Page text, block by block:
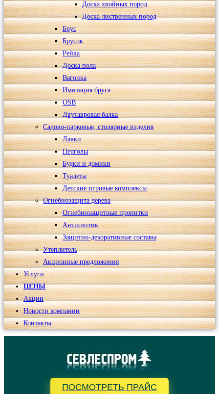
Доска хвойных пород
Доска лиственных пород
Брус
Брусок
Рейка
Доска пола
Вагонка
Имитация бруса
OSB
Двутавровая балка
Садово-парковые, столярные изделия
Лавки
Перголы
Будки и домики
Туалеты
Детские игровые комплексы
Огнебиозащита дерева
Огнебиозащитные пропитки
Антисептик
Защитно-декоративные составы
Утеплитель
Акционные предложения
Услуги
ЦЕНЫ
Акции
Новости компании
Контакты
ПОСМОТРЕТЬ ПРАЙС